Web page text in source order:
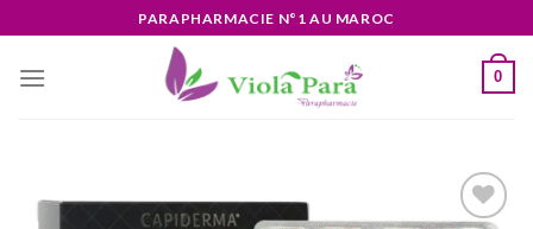
to
content
PARAPHARMACIE N°1 AU MAROC
0